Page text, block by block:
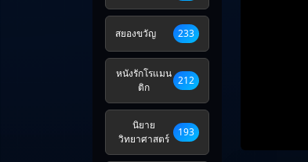
สยองขวัญ 233
หนังรักโรแมน
ติก
212
นิยาย
วิทยาศาสตร์
193